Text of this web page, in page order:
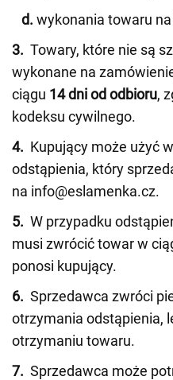
d. wykonania towaru
3. Towary, które nie są
wykonane na
ciągu 14 dni od odbioru,
kodeksu cywilnego.
4. Kupujący może użyć
odstąpienia, który
na info@eslamenka.cz.
5. W przypadku
musi zwrócić towar w
ponosi kupujący.
6. Sprzedawca zwróci
otrzymania odstąpienia,
otrzymaniu towaru.
7. Sprzedawca może